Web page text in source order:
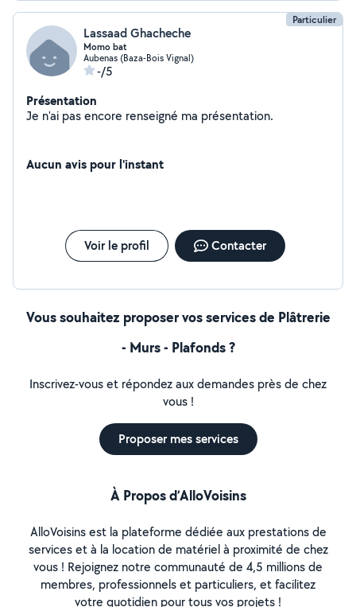
Particulier
Lassaad Ghacheche
Momo bat
Aubenas (Baza-Bois Vignal)
-/5
Présentation
Je n'ai pas encore renseigné ma présentation.
Aucun avis pour l'instant
Voir le profil Contacter
Vous souhaitez proposer vos services de Plâtrerie
- Murs - Plafonds ?
Inscrivez-vous et répondez aux demandes près de chez
vous !
Proposer mes services
À Propos d’AlloVoisins
AlloVoisins est la plateforme dédiée aux prestations de
services et à la location de matériel à proximité de chez
vous ! Rejoignez notre communauté de 4,5 millions de
membres, professionnels et particuliers, et facilitez
votre quotidien pour tous vos projets !